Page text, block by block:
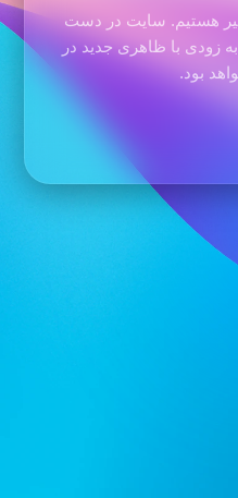
هستیم. سایت در دست
زودی با ظاهری جدید در
بود.